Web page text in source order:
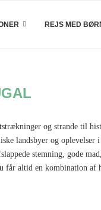
REJS MED
og strande til
landsbyer og oplevelser
stemning, gode
altid en kombination af